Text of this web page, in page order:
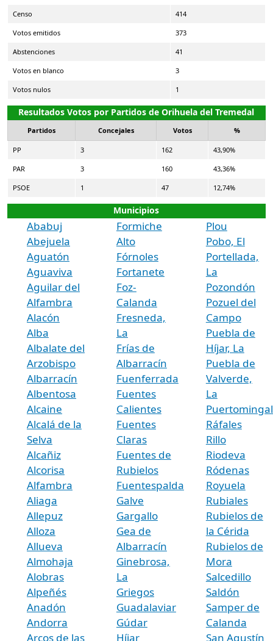
Censo 414
Votos emitidos 373
Abstenciones 41
Votos en blanco 3
Votos nulos 1
Resultados Votos por Partidos de Orihuela del Tremedal
Partidos Concejales Votos %
PP 3 162 43,90%
PAR 3 160 43,36%
PSOE 1 47 12,74%
Municipios
Ababuj
Abejuela
Aguatón
Aguaviva
Aguilar del
Alfambra
Alacón
Alba
Albalate del
Arzobispo
Albarracín
Albentosa
Alcaine
Alcalá de la
Selva
Alcañiz
Alcorisa
Alfambra
Aliaga
Allepuz
Alloza
Allueva
Almohaja
Alobras
Alpeñés
Anadón
Andorra
Arcos de las
Formiche
Alto
Fórnoles
Fortanete
Foz-
Calanda
Fresneda,
La
Frías de
Albarracín
Fuenferrada
Fuentes
Calientes
Fuentes
Claras
Fuentes de
Rubielos
Fuentespalda
Galve
Gargallo
Gea de
Albarracín
Ginebrosa,
La
Griegos
Guadalaviar
Gúdar
Híjar
Plou
Pobo, El
Portellada,
La
Pozondón
Pozuel del
Campo
Puebla de
Híjar, La
Puebla de
Valverde,
La
Ráfales
Rillo
Riodeva
Ródenas
Royuela
Rubiales
Rubielos de
la Cérida
Rubielos de
Mora
Salcedillo
Saldón
Samper de
Calanda
San Agustín